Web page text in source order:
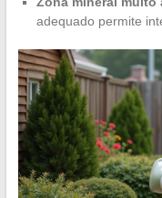
adequado permite